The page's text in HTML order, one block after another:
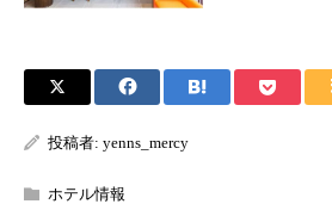
投稿者: yenns_mercy
ホテル情報